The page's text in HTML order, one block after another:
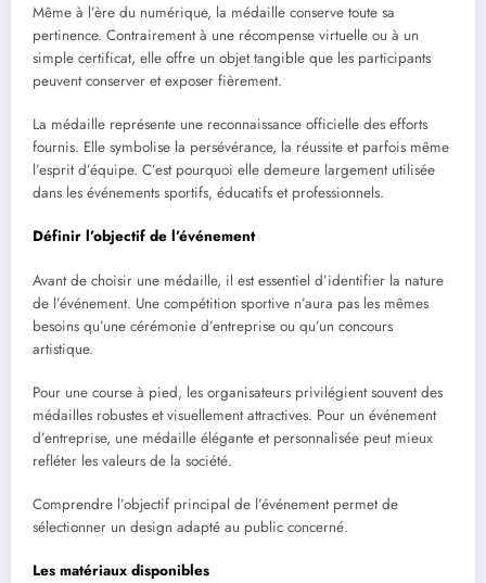
Même à l’ère du numérique, la médaille conserve toute sa
pertinence. Contrairement à une récompense virtuelle ou à un
simple certificat, elle offre un objet tangible que les participants
peuvent conserver et exposer fièrement.
La médaille représente une reconnaissance officielle des efforts
fournis. Elle symbolise la persévérance, la réussite et parfois même
l’esprit d’équipe. C’est pourquoi elle demeure largement utilisée
dans les événements sportifs, éducatifs et professionnels.
Définir l’objectif de l’événement
Avant de choisir une médaille, il est essentiel d’identifier la nature
de l’événement. Une compétition sportive n’aura pas les mêmes
besoins qu’une cérémonie d’entreprise ou qu’un concours
artistique.
Pour une course à pied, les organisateurs privilégient souvent des
médailles robustes et visuellement attractives. Pour un événement
d’entreprise, une médaille élégante et personnalisée peut mieux
refléter les valeurs de la société.
Comprendre l’objectif principal de l’événement permet de
sélectionner un design adapté au public concerné.
Les matériaux disponibles